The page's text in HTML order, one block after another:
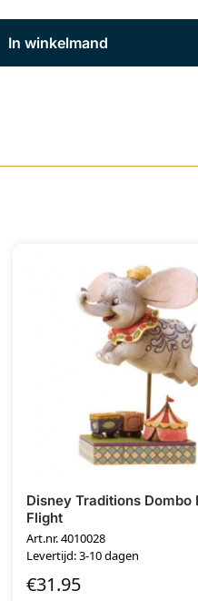
In winkelmand
Disney Traditions Dombo
Flight
Art.nr. 4010028
Levertijd: 3-10 dagen
€31.95